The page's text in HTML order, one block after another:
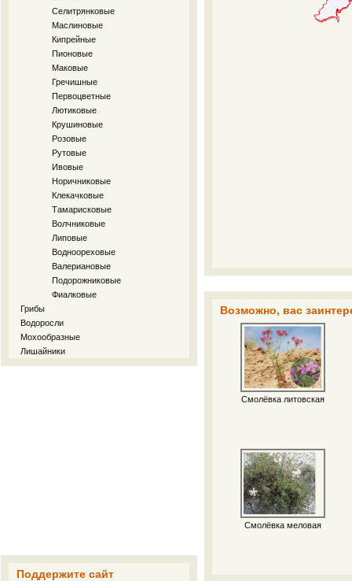
Селитрянковые
Маслиновые
Кипрейные
Пионовые
Маковые
Гречишные
Первоцветные
Лютиковые
Крушиновые
Розовые
Рутовые
Ивовые
Норичниковые
Клекачковые
Тамарисковые
Волчниковые
Липовые
Водноореховые
Валериановые
Подорожниковые
Фиалковые
Грибы
Водоросли
Мохообразные
Лишайники
Поддержите сайт
Возможно, вас
Смолёвка литовская
Смолёвка меловая